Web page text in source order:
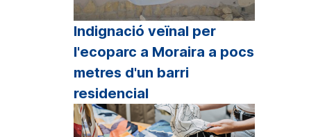
Indignació veïnal per
l'ecoparc a Moraira a pocs
metres d'un barri
residencial